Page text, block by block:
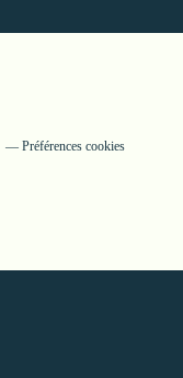
Préférences cookies